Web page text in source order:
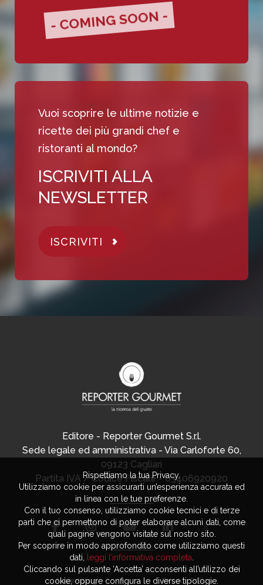
- COMING SOON -
Vuoi scoprire le ultime notizie e
ricette dei più grandi chef e
ristoranti al mondo?
ISCRIVITI ALLA
NEWSLETTER
ISCRIVITI
Editore - Reporter Gourmet S.r.l.
Sede legale ed amministrativa - Via Carloforte 60,
09123 Cagliari
Partita IVA / Codice Fiscale - 03406920920
Advertising Privacy Policy
Rispettiamo la tua Privacy.
Utilizziamo cookie per assicurarti un’esperienza accurata ed
in linea con le tue preferenze.
Con il tuo consenso, utilizziamo cookie tecnici e di terze
parti che ci permettono di poter elaborare alcuni dati, come
quali pagine vengono visitate sul nostro sito.
Per scoprire in modo approfondito come utilizziamo questi
dati,
leggi l’informativa completa
Cliccando sul pulsante ‘Accetta’ acconsenti all’utilizzo dei
cookie, oppure configura le diverse tipologie.